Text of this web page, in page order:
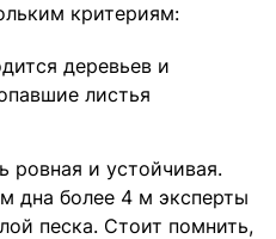
критериям:
деревьев и
листья
ровная и устойчивая.
дна более 4 м эксперты
песка. Стоит помнить,